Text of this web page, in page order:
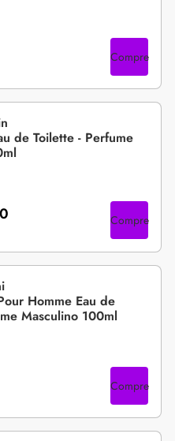
Compre
de Toilette - Perfume
Compre
Homme Eau de
Masculino 100ml
Compre